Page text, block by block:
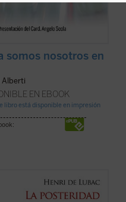
somos nosotros en
Alberti
EN EBOOK
libro está disponible en impresión
figura de Joaquín de Fiore
escaso interés entre los